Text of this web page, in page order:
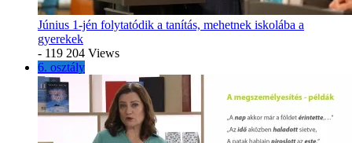
Június 1-jén folytatódik a tanítás, mehetnek iskolába a
gyerekek
- 119 204 Views
6. osztály